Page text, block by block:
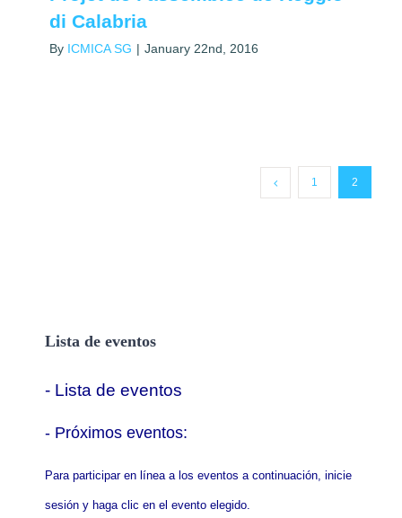
di Calabria
By ICMICA SG | January 22nd, 2016
1 2
Lista de eventos
- Lista de eventos
- Próximos eventos:
Para participar en línea a los eventos a continuación, inicie
sesión y haga clic en el evento elegido.